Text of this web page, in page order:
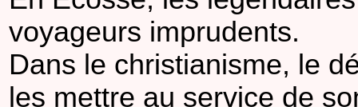
voyageurs imprudents.
Dans le christianisme, le
les mettre au service de